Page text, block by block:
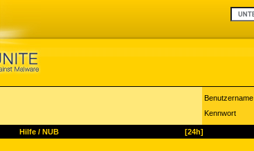
Benutzername
Kennwort
Hilfe/ NUB [24h]